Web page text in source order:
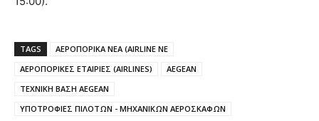
TAGS
ΑΕΡΟΠΟΡΙΚΑ ΝΕΑ (AIRLINE NE
ΑΕΡΟΠΟΡΙΚΕΣ ΕΤΑΙΡΙΕΣ (AIRLINES)
AEGEAN
ΤΕΧΝΙΚΗ ΒΑΣΗ AEGEAN
ΥΠΟΤΡΟΦΙΕΣ ΠΙΛΟΤΩΝ - ΜΗΧΑΝΙΚΩΝ ΑΕΡΟΣΚΑΦΩΝ